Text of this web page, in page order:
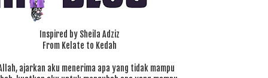
Inspired by Sheila Adziz
From Kelate to Kedah
ajarkan aku menerima apa yang tidak mampu